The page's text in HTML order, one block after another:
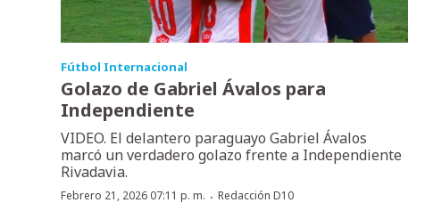
Fútbol Internacional
Golazo de Gabriel Ávalos para
Independiente
VIDEO. El delantero paraguayo Gabriel Ávalos
marcó un verdadero golazo frente a Independiente
Rivadavia.
Febrero 21, 2026 07:11 p. m. · Redacción D10